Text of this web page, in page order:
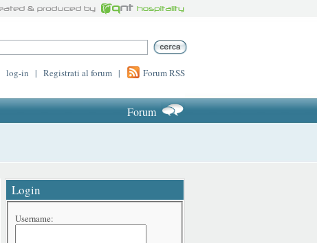
log-in | Registrati al forum | Forum RSS
Forum
Login
Username: